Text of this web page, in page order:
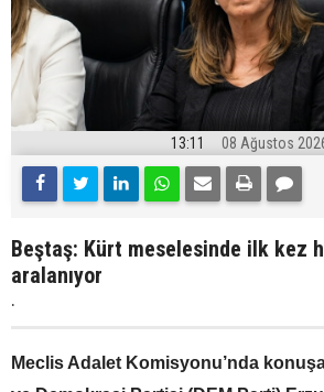
13:11 08 Ağustos
Beştaş: Kürt meselesinde ilk kez
aralanıyor
.
Meclis Adalet Komisyonu’nda